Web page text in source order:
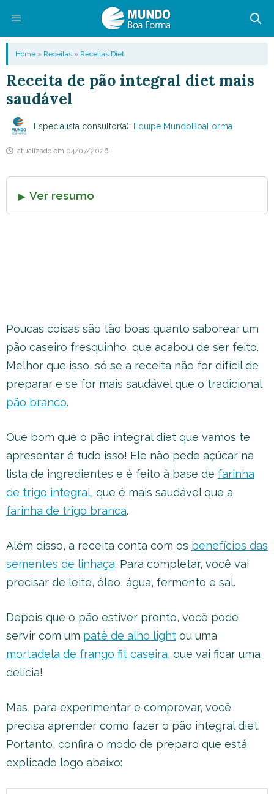
conteúdo
Menu
Home » Receitas » Receitas Diet
Receita de pão integral diet mais
saudável
Especialista consultor(a): Equipe MundoBoaForma
atualizado em 04/07/2026
Ver resumo
Poucas coisas são tão boas quanto saborear um
pão caseiro fresquinho, que acabou de ser feito.
Melhor que isso, só se a receita não for difícil de
preparar e se for mais saudável que o tradicional
pão branco.
Que bom que o pão integral diet que vamos te
apresentar é tudo isso! Ele não pede açúcar na
lista de ingredientes e é feito à base de farinha
de trigo integral, que é mais saudável que a
farinha de trigo branca.
Além disso, a receita conta com os benefícios das
sementes de linhaça. Para completar, você vai
precisar de leite, óleo, água, fermento e sal.
Depois que o pão estiver pronto, você pode
servir com um patê de alho light ou uma
mortadela de frango fit caseira, que vai ficar uma
delícia!
Mas, para experimentar e comprovar, você
precisa aprender como fazer o pão integral diet.
Portanto, confira o modo de preparo que está
explicado logo abaixo: